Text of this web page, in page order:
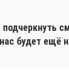
будет ещё